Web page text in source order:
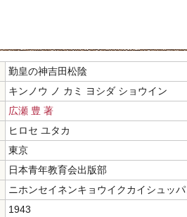
勤皇の神吉田松陰
キンノウ ノ カミ ヨシダ ショウイン
広瀬 豊 著
ヒロセ ユタカ
東京
日本青年教育会出版部
ニホンセイネンキョウイクカイシュッ
1943